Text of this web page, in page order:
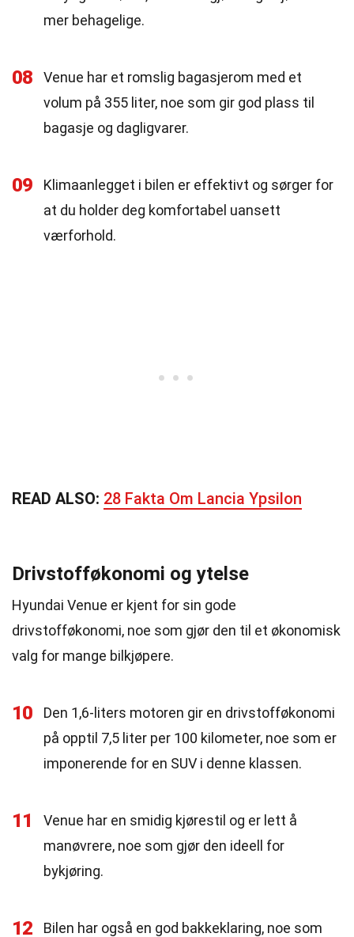
mer behagelige.
08
Venue har et romslig bagasjerom med et
volum på 355 liter, noe som gir god plass til
bagasje og dagligvarer.
09
Klimaanlegget i bilen er effektivt og sørger for
at du holder deg komfortabel uansett
værforhold.
READ ALSO: 28 Fakta Om Lancia Ypsilon
Drivstofføkonomi og ytelse
Hyundai Venue er kjent for sin gode
drivstofføkonomi, noe som gjør den til et økonomisk
valg for mange bilkjøpere.
10
Den 1,6-liters motoren gir en drivstofføkonomi
på opptil 7,5 liter per 100 kilometer, noe som er
imponerende for en SUV i denne klassen.
11
Venue har en smidig kjørestil og er lett å
manøvrere, noe som gjør den ideell for
bykjøring.
12
Bilen har også en god bakkeklaring, noe som